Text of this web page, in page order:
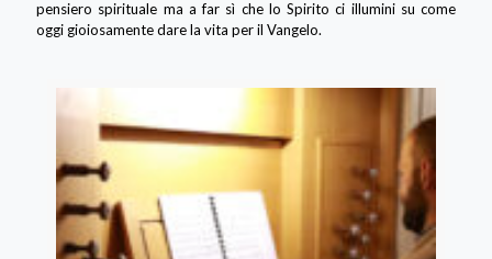
pensiero spirituale ma a far sì che lo Spirito ci illumini su come
oggi gioiosamente dare la vita per il Vangelo.